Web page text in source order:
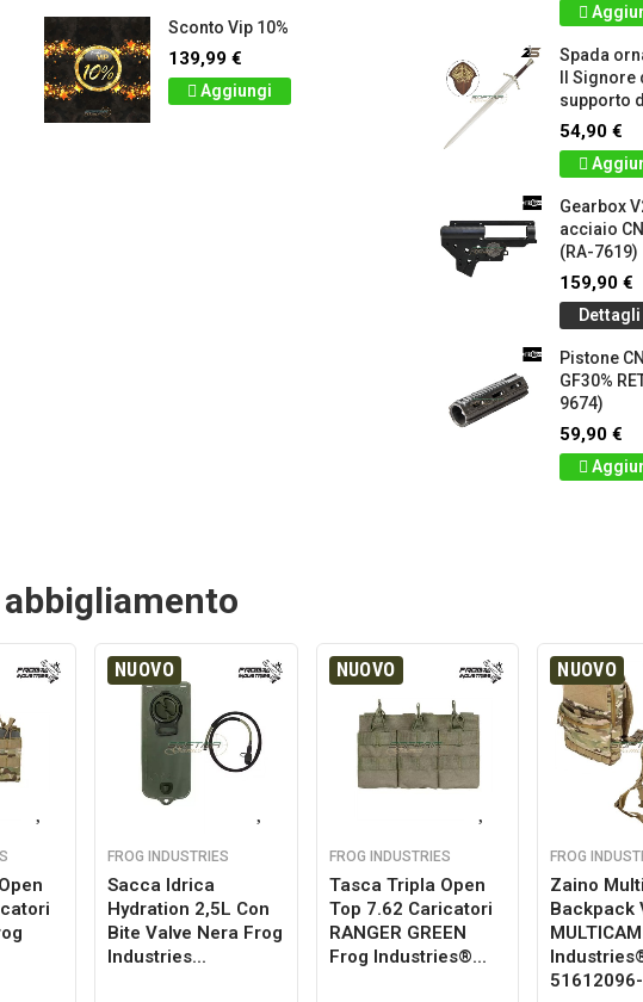
Sconto Vip 10%
139,99 €
Aggiungi
Spada
Il
supporto
54,90 €
Gearbox
acciaio
(RA-7619)
159,90 €
Dettagli
Pistone
GF30%
9674)
59,90 €
NUOVO
FROG INDUSTRIES
Sacca Idrica
Hydration 2,5L Con
Bite Valve Nera Frog
Industries...
NUOVO
FROG INDUSTRIES
Tasca Tripla Open
Top 7.62 Caricatori
RANGER GREEN
Frog Industries®...
NUOVO
FROG
Zaino
Backpack